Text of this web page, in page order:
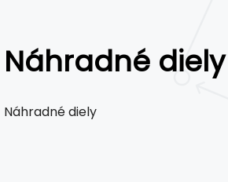
Náhradné diely
Náhradné diely